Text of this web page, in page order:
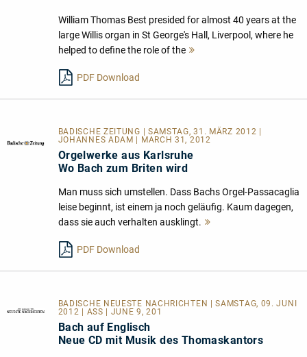
William Thomas Best presided for almost 40 years at the
large Willis organ in St George's Hall, Liverpool, where he
helped to define the role of the
PDF Download
BADISCHE ZEITUNG | SAMSTAG, 31. MÄRZ 2012 |
JOHANNES ADAM | MARCH 31, 2012
Orgelwerke aus Karlsruhe
Wo Bach zum Briten wird
Man muss sich umstellen. Dass Bachs Orgel-Passacaglia
leise beginnt, ist einem ja noch geläufig. Kaum dagegen,
dass sie auch verhalten ausklingt.
PDF Download
BADISCHE NEUESTE NACHRICHTEN | SAMSTAG, 09. JUNI
2012 | ASS | JUNE 9, 201
Bach auf Englisch
Neue CD mit Musik des Thomaskantors